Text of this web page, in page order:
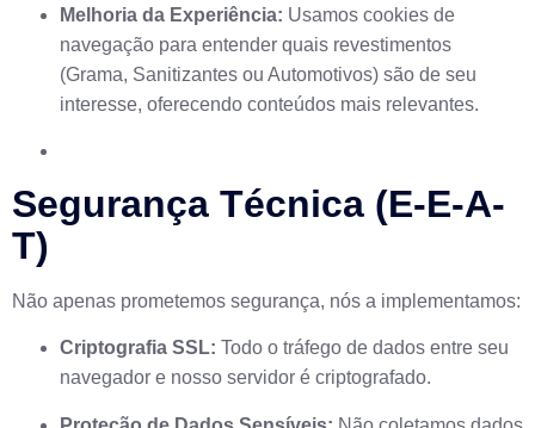
Melhoria da Experiência: Usamos cookies de
navegação para entender quais revestimentos
(Grama, Sanitizantes ou Automotivos) são de seu
interesse, oferecendo conteúdos mais relevantes.
Segurança Técnica (E-E-A-
T)
Não apenas prometemos segurança, nós a implementamos:
Criptografia SSL: Todo o tráfego de dados entre seu
navegador e nosso servidor é criptografado.